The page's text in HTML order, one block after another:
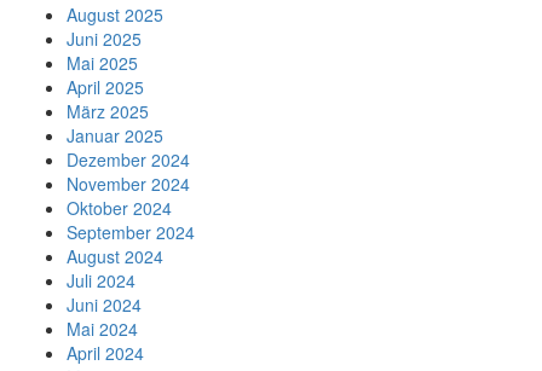
August 2025
Juni 2025
Mai 2025
April 2025
März 2025
Januar 2025
Dezember 2024
November 2024
Oktober 2024
September 2024
August 2024
Juli 2024
Juni 2024
Mai 2024
April 2024